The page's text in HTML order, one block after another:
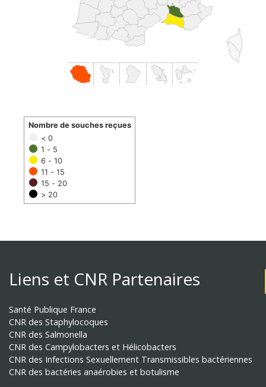
< 0
1 - 5
6 - 10
11 - 15
15 - 20
> 20
Nombre de souches reçues
Liens et CNR Partenaires
Santé Publique France
CNR des Staphylocoques
CNR des Salmonella
CNR des Campylobacters et Hélicobacters
CNR des Infections Sexuellement Transmissibles bactériennes
CNR des bactéries anaérobies et botulisme